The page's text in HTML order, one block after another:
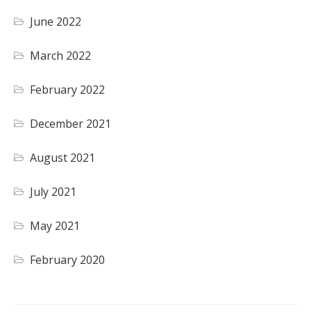
June 2022
March 2022
February 2022
December 2021
August 2021
July 2021
May 2021
February 2020